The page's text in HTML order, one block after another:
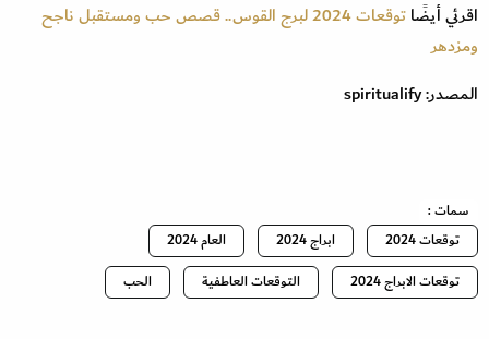
اقرئي أيضًا
توقعات 2024 لبرج القوس.. قصص حب ومستقبل ناجح
ومزدهر
المصدر: spiritualify
سمات :
توقعات 2024
ابراج 2024
العام 2024
توقعات الابراج 2024
التوقعات العاطفية الحب